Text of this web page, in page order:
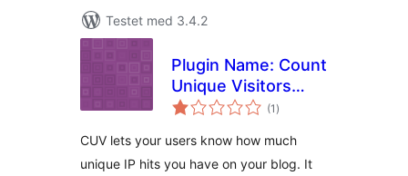
Testet med 3.4.2
Plugin Name: Count
Unique Visitors
Widget
(1 totale
bedømmelser
)
CUV lets your users know how much
unique IP hits you have on your blog. It